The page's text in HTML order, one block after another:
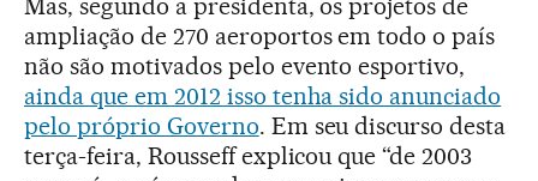
ampliação de 270 aeroportos em todo o país
não são motivados pelo evento esportivo,
ainda que em 2012 isso tenha sido anunciado
pelo próprio Governo. Em seu discurso desta
terça-feira, Rousseff explicou que “de 2003